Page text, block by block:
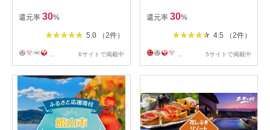
還元率 30%
5.0 （2件）
6サイトで掲載中
還元率 30%
4.5 （2件）
5サイトで掲載中